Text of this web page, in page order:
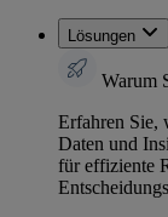
Lösungen
Warum
Erfahren Sie,
Daten und
für effiziente